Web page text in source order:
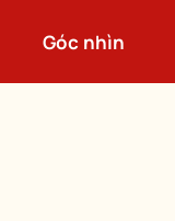
Góc nhìn